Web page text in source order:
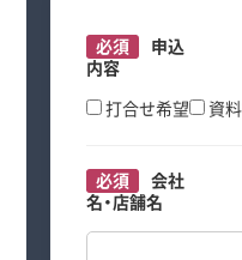
必須
申込
内容
打合せ希望 資
必須
会社
名・店舗名